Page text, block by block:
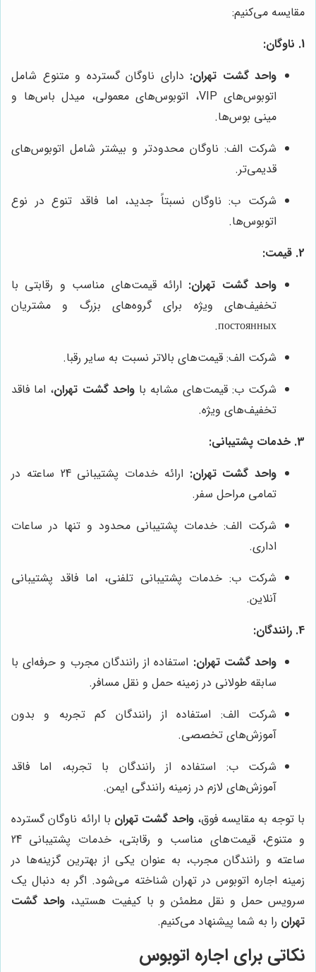
مقایسه می‌کنیم:
1. ناوگان:
واحد گشت تهران: دارای ناوگان گسترده و متنوع شامل
اتوبوس‌های VIP، اتوبوس‌های معمولی، میدل باس‌ها و
مینی بوس‌ها.
شرکت الف: ناوگان محدودتر و بیشتر شامل اتوبوس‌های
قدیمی‌تر.
شرکت ب: ناوگان نسبتاً جدید، اما فاقد تنوع در نوع
اتوبوس‌ها.
2. قیمت:
واحد گشت تهران: ارائه قیمت‌های مناسب و رقابتی با
تخفیف‌های ویژه برای گروه‌های بزرگ و مشتریان
постоянных.
شرکت الف: قیمت‌های بالاتر نسبت به سایر رقبا.
شرکت ب: قیمت‌های مشابه باواحد گشت تهران، اما فاقد
تخفیف‌های ویژه.
3. خدمات پشتیبانی:
واحد گشت تهران:
ارائه خدمات پشتیبانی 24 ساعته در
تمامی مراحل سفر.
شرکت الف: خدمات پشتیبانی محدود و تنها در ساعات
اداری.
شرکت ب: خدمات پشتیبانی تلفنی، اما فاقد پشتیبانی
آنلاین.
4. رانندگان:
واحد گشت تهران: استفاده از رانندگان مجرب و حرفه‌ای با
سابقه طولانی در زمینه حمل و نقل مسافر.
شرکت الف: استفاده از رانندگان کم تجربه و بدون
آموزش‌های تخصصی.
شرکت ب: استفاده از رانندگان با تجربه، اما فاقد
آموزش‌های لازم در زمینه رانندگی ایمن.
با توجه به مقایسه فوق،واحد گشت تهران با ارائه ناوگان گسترده
و متنوع، قیمت‌های مناسب و رقابتی، خدمات پشتیبانی 24
ساعته و رانندگان مجرب، به عنوان یکی از بهترین گزینه‌ها در
زمینه اجاره اتوبوس در تهران شناخته می‌شود. اگر به دنبال یک
سرویس حمل و نقل مطمئن و با کیفیت هستید، واحد گشت
تهران را به شما پیشنهاد می‌کنیم.
نکاتی برای اجاره اتوبوس